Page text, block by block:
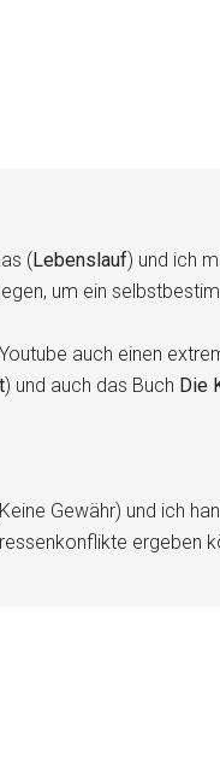
(Lebenslauf) und ich
um ein
auch einen
) und auch das Buch Die
Gewähr) und ich
ergeben